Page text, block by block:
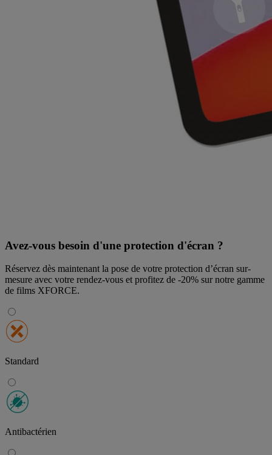
Avez-vous besoin d'une protection d'écran ?
Réservez dès maintenant la pose de votre protection d’écran sur-
mesure avec votre rendez-vous et profitez de -20% sur notre gamme
de films XFORCE.
Standard
Antibactérien